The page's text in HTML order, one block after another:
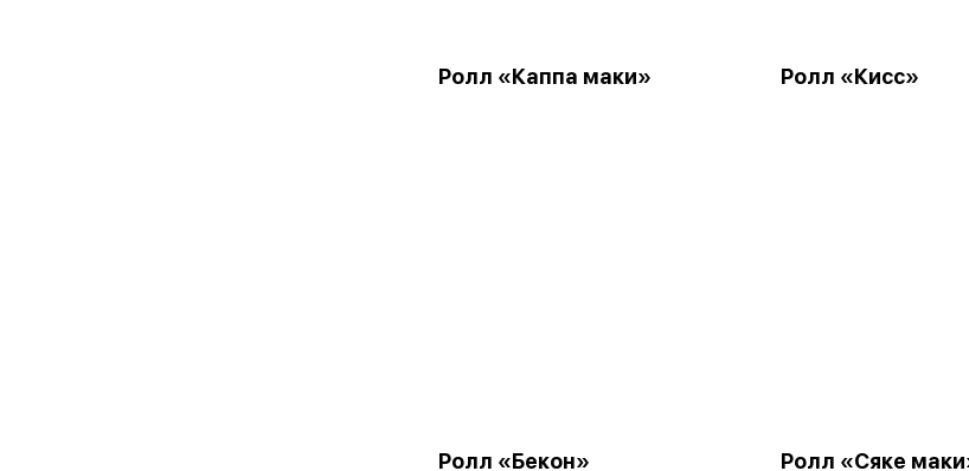
Ролл «Каппа маки» Ролл «Кисс»
Ролл «Бекон» Ролл «Сяке